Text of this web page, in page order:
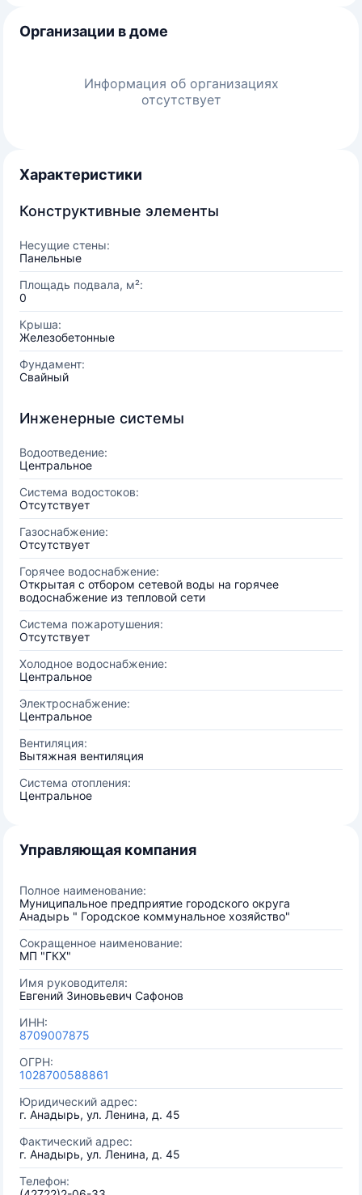
Организации в доме
Информация об организациях
отсутствует
Характеристики
Конструктивные элементы
Несущие стены:
Панельные
Площадь подвала, м²:
0
Крыша:
Железобетонные
Фундамент:
Свайный
Инженерные системы
Водоотведение:
Центральное
Система водостоков:
Отсутствует
Газоснабжение:
Отсутствует
Горячее водоснабжение:
Открытая с отбором сетевой воды на горячее
водоснабжение из тепловой сети
Система пожаротушения:
Отсутствует
Холодное водоснабжение:
Центральное
Электроснабжение:
Центральное
Вентиляция:
Вытяжная вентиляция
Система отопления:
Центральное
Управляющая компания
Полное наименование:
Муниципальное предприятие городского округа
Анадырь " Городское коммунальное хозяйство"
Сокращенное наименование:
МП "ГКХ"
Имя руководителя:
Евгений Зиновьевич Сафонов
ИНН:
8709007875
ОГРН:
1028700588861
Юридический адрес:
г. Анадырь, ул. Ленина, д. 45
Фактический адрес:
г. Анадырь, ул. Ленина, д. 45
Телефон: